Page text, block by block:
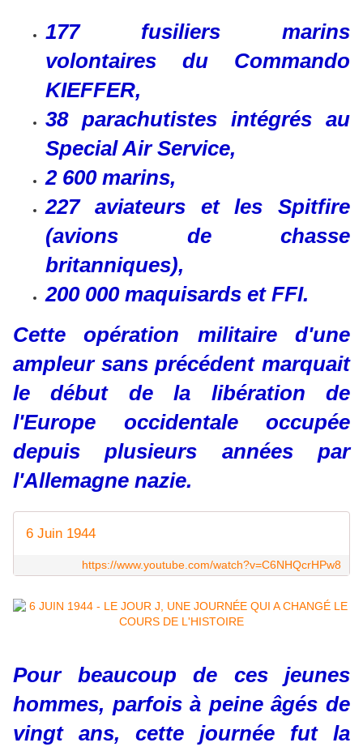
177 fusiliers marins
volontaires du Commando
KIEFFER,
38 parachutistes intégrés au
Special Air Service,
2 600 marins,
227 aviateurs et les Spitfire
(avions de chasse
britanniques),
200 000 maquisards et FFI.
Cette opération militaire d'une
ampleur sans précédent marquait
le début de la libération de
l'Europe occidentale occupée
depuis plusieurs années par
l'Allemagne nazie.
6 Juin 1944
https://www.youtube.com/watch?v=C6NHQcrHPw8
Pour beaucoup de ces jeunes
hommes, parfois à peine âgés de
vingt ans, cette journée fut la